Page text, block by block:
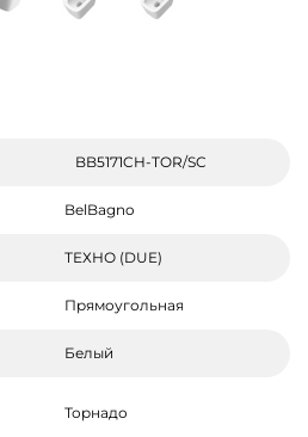
BB5171CH-TOR/SC
BelBagno
ТЕХНО (DUE)
Прямоугольная
Белый
Торнадо